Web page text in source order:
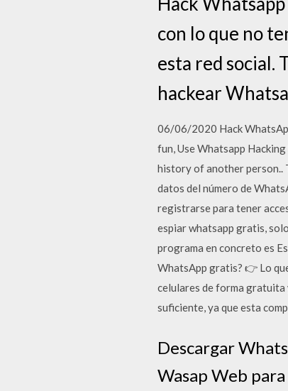
con lo que no
esta red social.
hackear
06/06/2020 Hack
fun, Use Whatsapp
history of another person..
datos del número de
registrarse para tener
espiar whatsapp gratis,
programa en concreto es
WhatsApp gratis? 👉 Lo
celulares de forma gratuita
suficiente, ya que esta
Descargar
Wasap Web